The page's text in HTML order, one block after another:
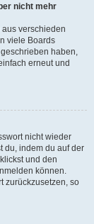
nicht mehr
verschieden
viele Boards
haben,
erneut und
nicht wieder
du, indem du auf der
und den
können.
zurückzusetzen, so